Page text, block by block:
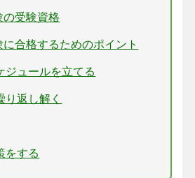
の受験資格
合格するためのポイント
ジュールを立てる
り返し解く
をする